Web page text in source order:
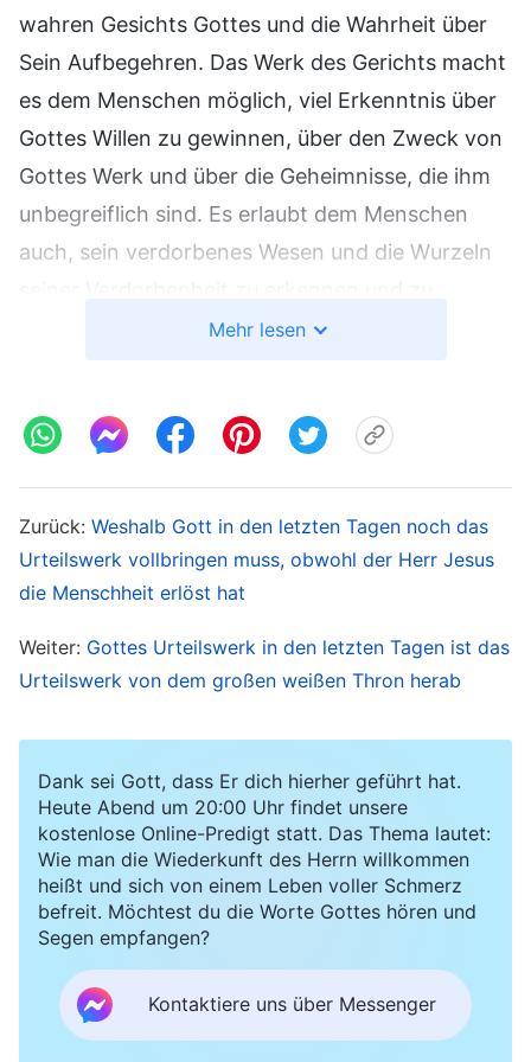
wahren Gesichts Gottes und die Wahrheit über
Sein Aufbegehren. Das Werk des Gerichts macht
es dem Menschen möglich, viel Erkenntnis über
Gottes Willen zu gewinnen, über den Zweck von
Gottes Werk und über die Geheimnisse, die ihm
unbegreiflich sind. Es erlaubt dem Menschen
auch, sein verdorbenes Wesen und die Wurzeln
verstehen und auch die Hässlichkeit des
der Inhalt dieses Werkes eigentlich das Werk ist,
jenen zu eröffnen, die an Ihn glauben. Dieses
Werk ist das Werk des Gerichts, das von Gott
verrichtet wird.
– Das Wort, Bd. 1, Das Erscheinen und Wirken Gottes:
Christus vollbringt das Werk des Gerichts anhand der
Heute wurde Gott hauptsächlich Fleisch, um das
Werk „das im Fleisch erscheinende Wort“ zu
vollenden, um das Wort einzusetzen, um den
Menschen zu vervollkommnen und um den
Menschen dazu zu bringen, den Umgang des
Wortes und die Läuterung des Wortes
anzunehmen. Mit Seinen Worten bringt Er dich
Mehr lesen
Zurück: Weshalb Gott in den letzten Tagen noch das
Urteilswerk vollbringen muss, obwohl der Herr Jesus
die Menschheit erlöst hat
Weiter: Gottes Urteilswerk in den letzten Tagen ist das
Urteilswerk von dem großen weißen Thron herab
Dank sei Gott, dass Er dich hierher geführt hat.
Heute Abend um 20:00 Uhr findet unsere
kostenlose Online-Predigt statt. Das Thema lautet:
Wie man die Wiederkunft des Herrn willkommen
heißt und sich von einem Leben voller Schmerz
befreit. Möchtest du die Worte Gottes hören und
Segen empfangen?
Kontaktiere uns über Messenger